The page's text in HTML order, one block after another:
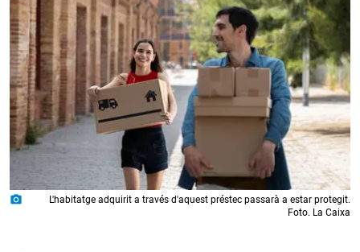
photo_camera
L'habitatge adquirit a través d'aquest préstec passarà a estar protegit.
Foto. La Caixa